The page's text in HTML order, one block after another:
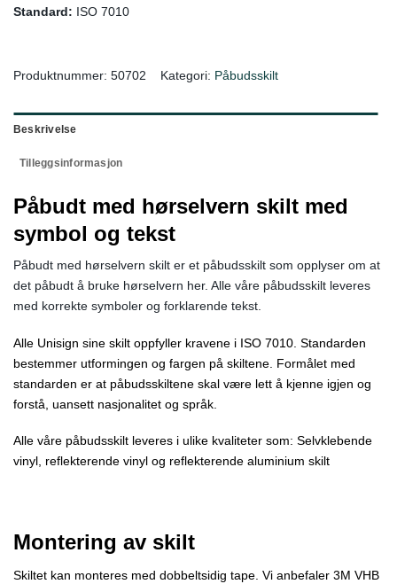
Standard: ISO 7010
Produktnummer: 50702 Kategori: Påbudsskilt
Beskrivelse
Tilleggsinformasjon
Påbudt med hørselvern skilt med
symbol og tekst
Påbudt med hørselvern skilt er et påbudsskilt som opplyser om at
det påbudt å bruke hørselvern her. Alle våre påbudsskilt leveres
med korrekte symboler og forklarende tekst.
Alle Unisign sine skilt oppfyller kravene i ISO 7010. Standarden
bestemmer utformingen og fargen på skiltene. Formålet med
standarden er at påbudsskiltene skal være lett å kjenne igjen og
forstå, uansett nasjonalitet og språk.
Alle våre påbudsskilt leveres i ulike kvaliteter som: Selvklebende
vinyl, reflekterende vinyl og reflekterende aluminium skilt
Montering av skilt
Skiltet kan monteres med dobbeltsidig tape. Vi anbefaler 3M VHB